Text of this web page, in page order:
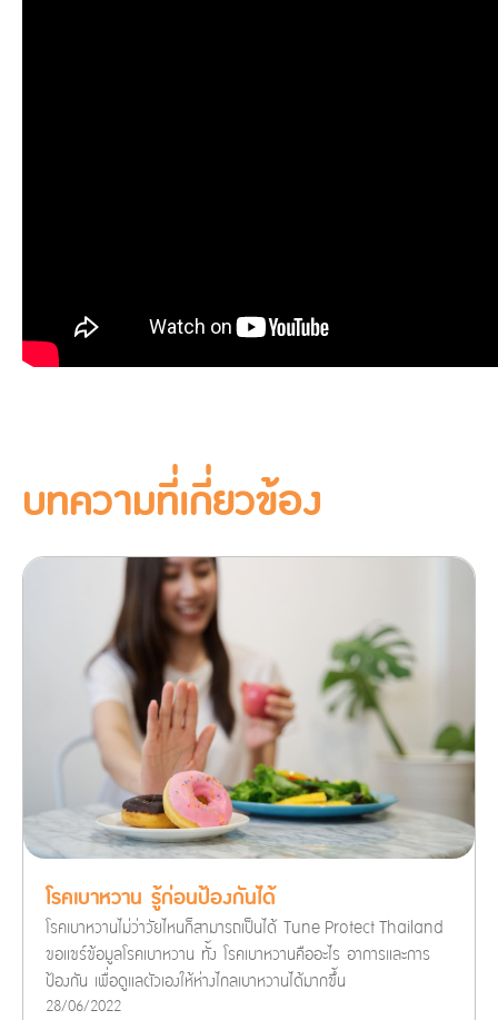
บทความที่เกี่ยวข้อง
โรคเบาหวาน รู้ก่อนป้องกันได้
โรคเบาหวานไม่ว่าวัยไหนก็สามารถเป็นได้ Tune Protect Thailand
ขอแชร์ข้อมูลโรคเบาหวาน ทั้ง โรคเบาหวานคืออะไร อาการและการ
ป้องกัน เพื่อดูแลตัวเองให้ห่างไกลเบาหวานได้มากขึ้น
28/06/2022